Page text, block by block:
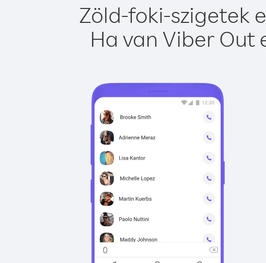
Zöld-foki-szigetek
Ha van Viber Out